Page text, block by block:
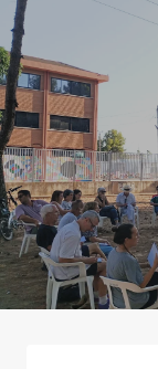
Vés
al
contingut